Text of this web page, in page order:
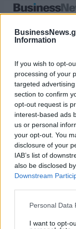
Information
If you wish to opt-
processing of your
targeted
section to confirm
opt-out request is
interest-based ads
us or personal
your opt-out. You
disclosure of your
IAB’s list of
also be disclosed
Downstream
Personal Data
I want to opt-
στην Ισλανδία για την
στο Ευρωμπάσκετ (live
Ελληνική Αναπτυξιακή
δρόμο για δάνεια έως
Β.Σ. Καρούλιας: Τζίρος
εκατ. ευρώ και αύξηση
57% - Τα νέα
low & non alcohol
Η Chery επενδύει 75